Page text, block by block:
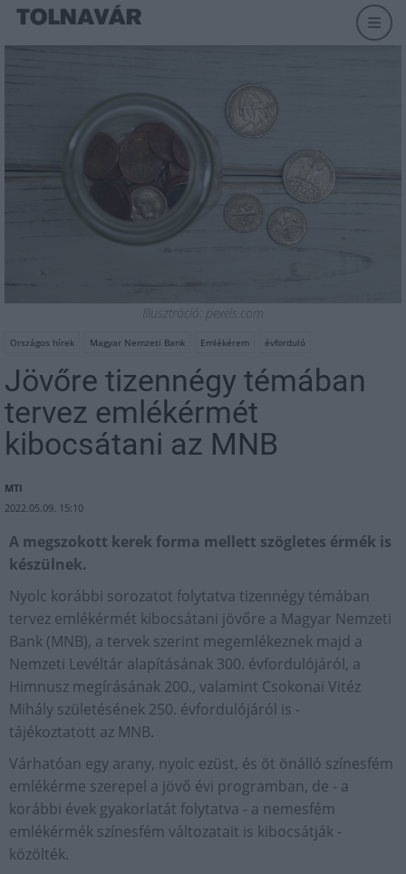
Illusztráció: pexels.com
Országos hírek Magyar Nemzeti Bank Emlékérem évforduló
Jövőre tizennégy témában
tervez emlékérmét
kibocsátani az MNB
MTI
2022.05.09. 15:10
A megszokott kerek forma mellett szögletes érmék is
készülnek.
Nyolc korábbi sorozatot folytatva tizennégy témában
tervez emlékérmét kibocsátani jövőre a Magyar Nemzeti
Bank (MNB), a tervek szerint megemlékeznek majd a
Nemzeti Levéltár alapításának 300. évfordulójáról, a
Himnusz megírásának 200., valamint Csokonai Vitéz
Mihály születésének 250. évfordulójáról is -
tájékoztatott az MNB.
Várhatóan egy arany, nyolc ezüst, és öt önálló színesfém
emlékérme szerepel a jövő évi programban, de - a
korábbi évek gyakorlatát folytatva - a nemesfém
emlékérmék színesfém változatait is kibocsátják -
közölték.